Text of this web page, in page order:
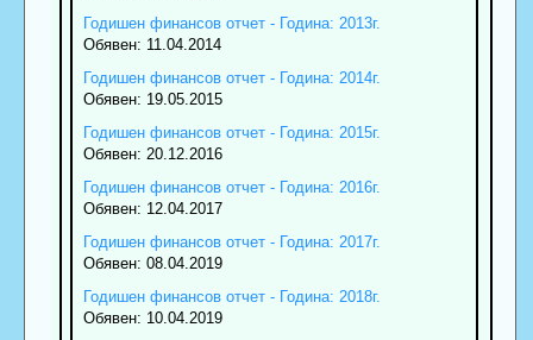
Годишен финансов отчет - Година: 2013г.
Обявен: 11.04.2014
Годишен финансов отчет - Година: 2014г.
Обявен: 19.05.2015
Годишен финансов отчет - Година: 2015г.
Обявен: 20.12.2016
Годишен финансов отчет - Година: 2016г.
Обявен: 12.04.2017
Годишен финансов отчет - Година: 2017г.
Обявен: 08.04.2019
Годишен финансов отчет - Година: 2018г.
Обявен: 10.04.2019